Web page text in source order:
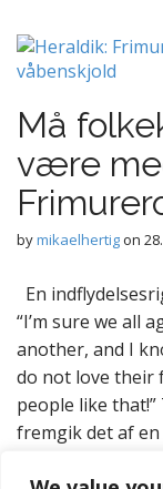
Må
være
bymikaelhertigon
En
“I’m sure we all
another, and I
do not love their
people like
fremgik det af
Read more